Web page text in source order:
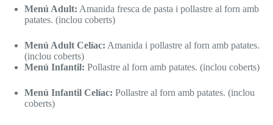
Menú Adult: Amanida fresca de pasta i pollastre al forn amb
patates. (inclou coberts)
Menú Adult Celíac: Amanida i pollastre al forn amb patates.
(inclou coberts)
Menú Infantil: Pollastre al forn amb patates. (inclou coberts)
Menú Infantil Celíac: Pollastre al forn amb patates. (inclou
coberts)